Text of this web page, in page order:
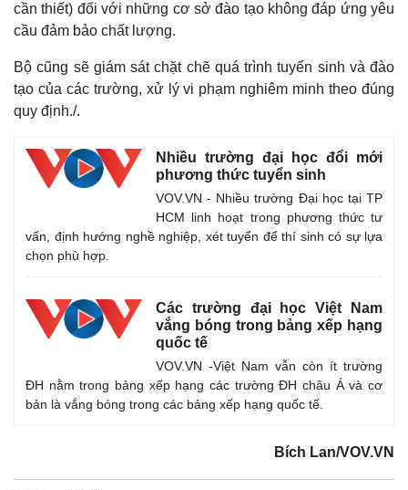
Bất động sản
Khởi nghiệp
Giá vàng
Tiêu dùng
Giá cà phê
cần thiết) đối với những cơ sở đào tạo không đáp ứng yêu
cầu đảm bảo chất lượng.
Bộ cũng sẽ giám sát chặt chẽ quá trình tuyển sinh và đào
tạo của các trường, xử lý vi phạm nghiêm minh theo đúng
quy định./.
Nhiều trường đại học đổi mới
phương thức tuyển sinh
VOV.VN - Nhiều trường Đại học tại TP
HCM linh hoạt trong phương thức tư
vấn, định hướng nghề nghiệp, xét tuyển để thí sinh có sự lựa
chọn phù hợp.
Các trường đại học Việt Nam
vắng bóng trong bảng xếp hạng
quốc tế
VOV.VN -Việt Nam vẫn còn ít trường
ĐH nằm trong bảng xếp hạng các trường ĐH châu Á và cơ
bản là vắng bóng trong các bảng xếp hạng quốc tế.
Bích Lan/VOV.VN